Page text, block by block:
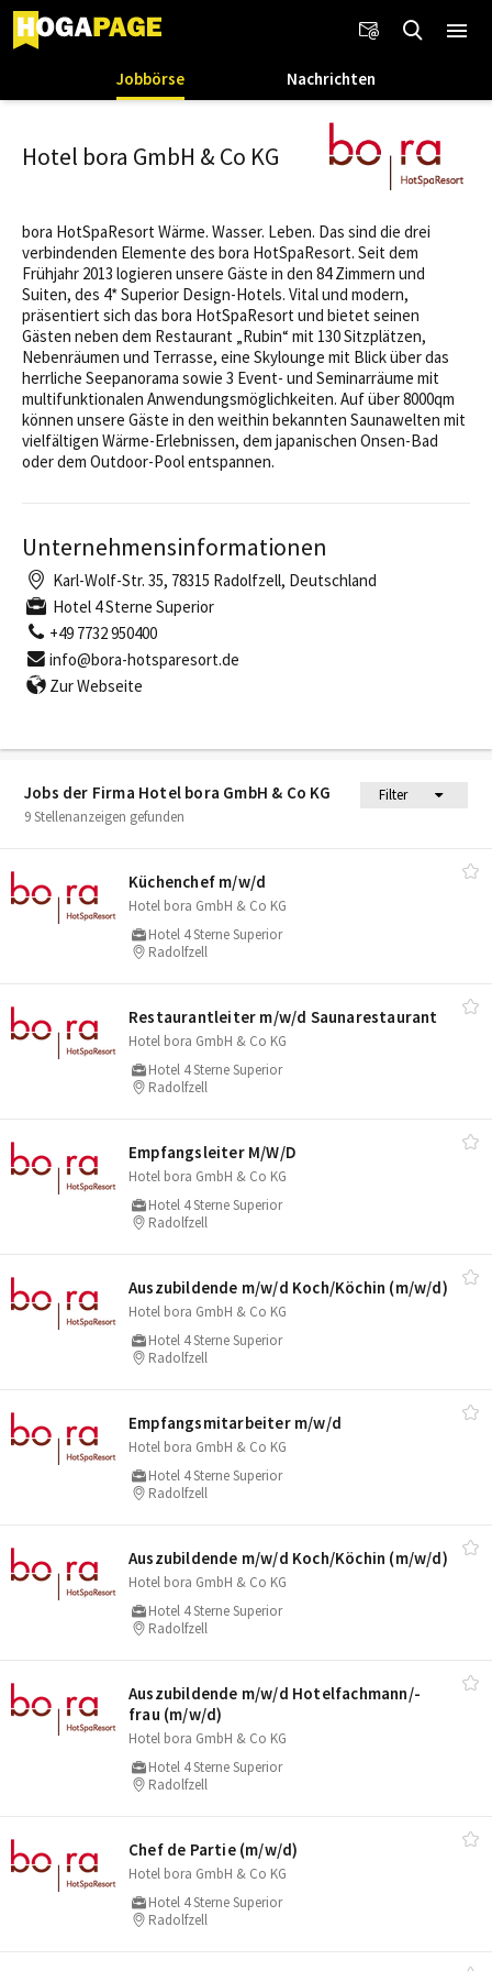
Jobbörse Nachrichten
Jobs der Firma Hotel bora GmbH & Co KG
Filter
9 Stellenanzeigen gefunden
Küchenchef m/​w/​d
Hotel bora GmbH & Co KG
Hotel 4 Sterne Superior
Radolfzell
Restaurantleiter m/​w/​d Saunarestaurant
Hotel bora GmbH & Co KG
Hotel 4 Sterne Superior
Radolfzell
Empfangsleiter M/​W/​D
Hotel bora GmbH & Co KG
Hotel 4 Sterne Superior
Radolfzell
Auszubildende m/​w/​d Koch/​Köchin (m/​w/​d)
Hotel bora GmbH & Co KG
Hotel 4 Sterne Superior
Radolfzell
Empfangsmitarbeiter m/​w/​d
Hotel bora GmbH & Co KG
Hotel 4 Sterne Superior
Radolfzell
Auszubildende m/​w/​d Koch/​Köchin (m/​w/​d)
Hotel bora GmbH & Co KG
Hotel 4 Sterne Superior
Radolfzell
Auszubildende m/​w/​d Hotelfachmann/​-
frau (m/​w/​d)
Hotel bora GmbH & Co KG
Hotel 4 Sterne Superior
Radolfzell
Chef de Partie (m/​w/​d)
Hotel bora GmbH & Co KG
Hotel 4 Sterne Superior
Radolfzell
Hotel bora GmbH & Co KG
bora HotSpaResort Wärme. Wasser. Leben. Das sind die drei
verbindenden Elemente des bora HotSpaResort. Seit dem
Frühjahr 2013 logieren unsere Gäste in den 84 Zimmern und
Suiten, des 4* Superior Design-Hotels. Vital und modern,
präsentiert sich das bora HotSpaResort und bietet seinen
Gästen neben dem Restaurant „Rubin“ mit 130 Sitzplätzen,
Nebenräumen und Terrasse, eine Skylounge mit Blick über das
herrliche Seepanorama sowie 3 Event- und Seminarräume mit
multifunktionalen Anwendungsmöglichkeiten. Auf über 8000qm
können unsere Gäste in den weithin bekannten Saunawelten mit
vielfältigen Wärme-Erlebnissen, dem japanischen Onsen-Bad
oder dem Outdoor-Pool entspannen.
Unternehmensinformationen
Karl-Wolf-Str. 35, 78315 Radolfzell, Deutschland
Hotel 4 Sterne Superior
+49 7732 950400
info@bora-hotsparesort.de
Zur Webseite